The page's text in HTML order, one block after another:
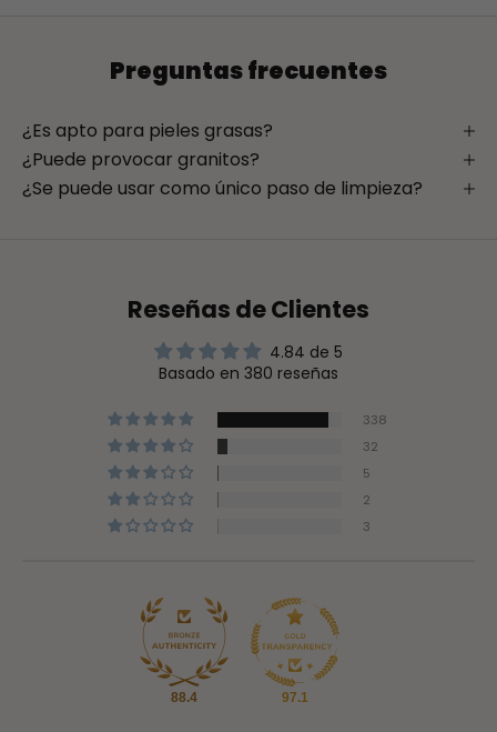
Preguntas frecuentes
¿Es apto para pieles grasas?
¿Puede provocar granitos?
¿Se puede usar como único paso de limpieza?
Reseñas de Clientes
4.84 de 5
Basado en 380 reseñas
338
32
5
2
3
88.4 97.1